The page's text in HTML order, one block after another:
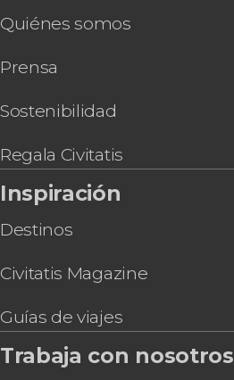
Quiénes somos
Prensa
Sostenibilidad
Regala Civitatis
Inspiración
Destinos
Civitatis Magazine
Guías de viajes
Trabaja con nosotros